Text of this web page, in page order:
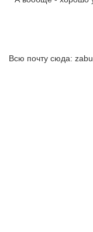
Всю почту сюда: